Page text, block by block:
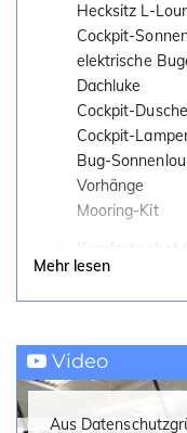
6 Liegeflächen
Fahrersitz mit
Essecke
Bullaugen im
Stauraum unter
seitliche
Kabinen-Tisch
CO-Melder
öffnende
Dusche
Duschvorhang
Hecksitz L-
Cockpit-
elektrische
Dachluke
Cockpit-Dusche
Cockpit-
Bug-
Vorhänge
Mooring-Kit
Verbesserter
Cockpit-
Komfortpaket
Landanschluss
Mehr lesen
Video
Aus